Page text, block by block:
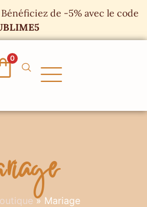
de -5% avec le code
0
» Mariage